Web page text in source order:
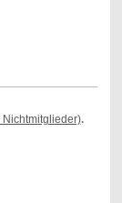
Nichtmitglieder).